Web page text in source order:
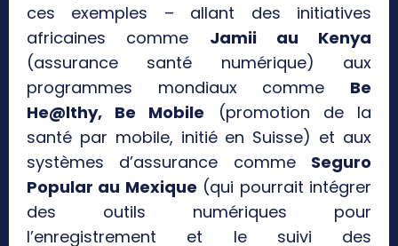
ces exemples – allant des initiatives
africaines comme Jamii au Kenya
(assurance santé numérique) aux
programmes mondiaux comme Be
He@lthy, Be Mobile (promotion de la
santé par mobile, initié en Suisse) et aux
systèmes d’assurance comme Seguro
Popular au Mexique (qui pourrait intégrer
des outils numériques pour
l’enregistrement et le suivi des